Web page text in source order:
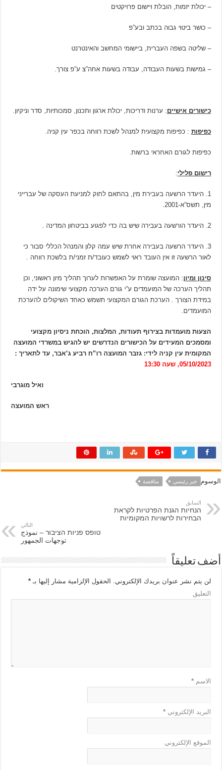
– יכולת יזמות, הובלת ויישום פרויקטים
– כושר ביטוי גבוה בכתב ובע”פ
– שליטה בשפה העברית, ביישומי המחשב והאינטרנט
– גמישות בשעות העבודה, עבודה בשעות אחה”צ ע”פ צורך.
כישורים אישיים: ערנות ודריכות, יכולת ארגון ותכנון, סמכותיות, סדר וניקיון.
כפיפות : כפיפות מקצועית למנהל לשכת רווחה בכפר עין קניה.
כפיפות לגורם האחראי ברשות.
רישום פלילי:
1. היעדר הרשעה בעבירת מין, בהתאם לחוק למניעת העסקה של עברייני
מין, תשס”א-2001.
2. היעדר הורשעה בעבירה שיש בה כדי לפגוע בביטחון המדינה .
3. היעדר הרשעה בעבירה אחרת שיש עמה קלון והמנהל הכללי סבור כי
לאור הרשעה זו אין העובד ראוי לשמש כעובד/ת זמני/ת בלשכת רווחה .
סינון ומיון: המועצה שומרת על האפשרות לערוך תהליך מיון ראשוני, וכן
תהליך הערכה של המועמדים ע”י גורם הערכה מקצועי שימונה על ידה
במידת הצורך . הערכת הגורם המקצועי תשמש כאחד השיקולים להערכת
המועמדים.
הצעות מועמדות בצירוף תעודות, המלצות, הוכחת ניסיון מקצועי
ומסמכים המעידים על הכישורים הנדרשים יש להגיש במשרדי המועצה
המקומית עין קניה לידי: גזבר המועצה רו”ח רביע ג’אבר, עד לתאריך :
05/10/2023, שעה 13:30
ואיל מוגרבי
ראש המועצה
الوسوم خبر رئيسي مناقصة
السابق
הנחיות הגנת הפרטיות לקראת
הבחירות לרשויות המקומיות
التالي
טופס פניות הציבור – نموذج
توجهات الجمهور
أضف تعليقاً
لن يتم نشر عنوان بريدك الإلكتروني. الحقول الإلزامية مشار إليها بـ*
التعليق
الاسم*
البريد الإلكتروني*
الموقع الإلكتروني